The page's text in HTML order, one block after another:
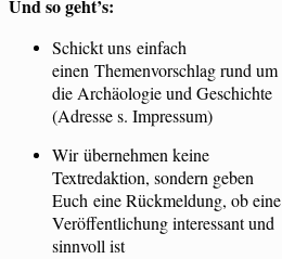
Und so geht’s:
Schickt uns einfach
einen Themenvorschlag rund um
die Archäologie und Geschichte
(Adresse s. Impressum)
Wir übernehmen keine
Textredaktion, sondern geben
Euch eine Rückmeldung, ob eine
Veröffentlichung interessant und
sinnvoll ist